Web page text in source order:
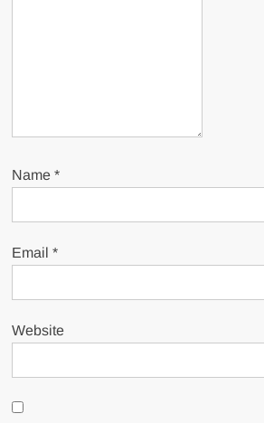
Name*
Email*
Website